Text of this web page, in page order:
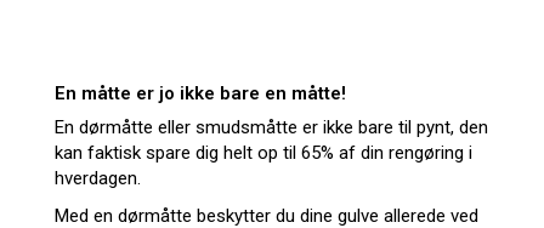
En måtte er jo ikke bare en måtte!
En dørmåtte eller smudsmåtte er ikke bare til pynt, den
kan faktisk spare dig helt op til 65% af din rengøring i
hverdagen.
Med en dørmåtte beskytter du dine gulve allerede ved